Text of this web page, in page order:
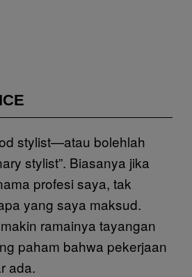
stylist—atau bolehlah
stylist”. Biasanya jika
profesi saya, tak
yang saya maksud.
ramainya tayangan
paham bahwa pekerjaan
ada.